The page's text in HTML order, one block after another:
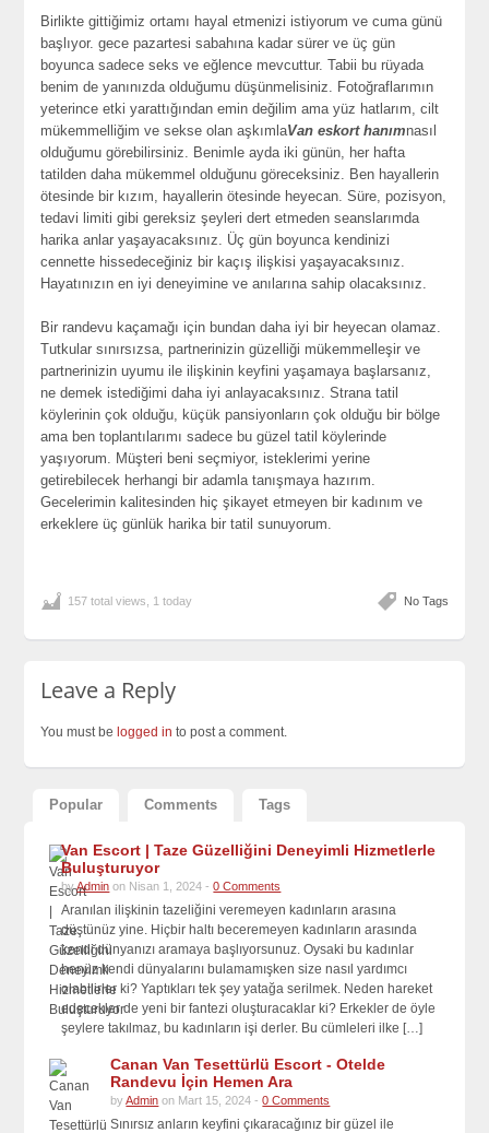
Birlikte gittiğimiz ortamı hayal etmenizi istiyorum ve cuma günü
başlıyor. gece pazartesi sabahına kadar sürer ve üç gün
boyunca sadece seks ve eğlence mevcuttur. Tabii bu rüyada
benim de yanınızda olduğumu düşünmelisiniz. Fotoğraflarımın
yeterince etki yarattığından emin değilim ama yüz hatlarım, cilt
mükemmelliğim ve sekse olan aşkımlaVan eskort hanımnasıl
olduğumu görebilirsiniz. Benimle ayda iki günün, her hafta
tatilden daha mükemmel olduğunu göreceksiniz. Ben hayallerin
ötesinde bir kızım, hayallerin ötesinde heyecan. Süre, pozisyon,
tedavi limiti gibi gereksiz şeyleri dert etmeden seanslarımda
harika anlar yaşayacaksınız. Üç gün boyunca kendinizi
cennette hissedeceğiniz bir kaçış ilişkisi yaşayacaksınız.
Hayatınızın en iyi deneyimine ve anılarına sahip olacaksınız.
Bir randevu kaçamağı için bundan daha iyi bir heyecan olamaz.
Tutkular sınırsızsa, partnerinizin güzelliği mükemmelleşir ve
partnerinizin uyumu ile ilişkinin keyfini yaşamaya başlarsanız,
ne demek istediğimi daha iyi anlayacaksınız. Strana tatil
köylerinin çok olduğu, küçük pansiyonların çok olduğu bir bölge
ama ben toplantılarımı sadece bu güzel tatil köylerinde
yaşıyorum. Müşteri beni seçmiyor, isteklerimi yerine
getirebilecek herhangi bir adamla tanışmaya hazırım.
Gecelerimin kalitesinden hiç şikayet etmeyen bir kadınım ve
erkeklere üç günlük harika bir tatil sunuyorum.
No Tags
157 total views, 1 today
Leave a Reply
You must be logged in to post a comment.
Popular Comments Tags
Van Escort | Taze Güzelliğini Deneyimli Hizmetlerle
Buluşturuyor
byAdmin on Nisan 1, 2024 -0 Comments
Aranılan ilişkinin tazeliğini veremeyen kadınların arasına
düştünüz yine. Hiçbir haltı beceremeyen kadınların arasında
kendi dünyanızı aramaya başlıyorsunuz. Oysaki bu kadınlar
henüz kendi dünyalarını bulamamışken size nasıl yardımcı
olabilirler ki? Yaptıkları tek şey yatağa serilmek. Neden hareket
edecekler de yeni bir fantezi oluşturacaklar ki? Erkekler de öyle
şeylere takılmaz, bu kadınların işi derler. Bu cümleleri ilke […]
Canan Van Tesettürlü Escort - Otelde
Randevu İçin Hemen Ara
byAdmin on Mart 15, 2024 -0 Comments
Sınırsız anların keyfini çıkaracağınız bir güzel ile